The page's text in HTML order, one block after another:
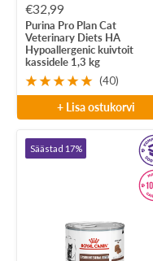
Soodushind
€32,99
Purina Pro Plan Cat
Veterinary Diets HA
Hypoallergenic kuivtoit
kassidele 1,3 kg
(40)
+ Lisa ostukorvi
Säästad 17%